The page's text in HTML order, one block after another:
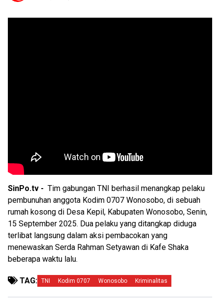
SinPo.tv - Tim gabungan TNI berhasil menangkap pelaku
pembunuhan anggota Kodim 0707 Wonosobo, di sebuah
rumah kosong di Desa Kepil, Kabupaten Wonosobo, Senin,
15 September 2025. Dua pelaku yang ditangkap diduga
terlibat langsung dalam aksi pembacokan yang
menewaskan Serda Rahman Setyawan di Kafe Shaka
beberapa waktu lalu.
TAG: TNI Kodim 0707 Wonosobo Kriminalitas